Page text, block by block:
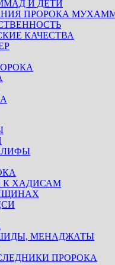
И ДЕТИ
ПРОРОКА
КАЧЕСТВА
К ХАДИСАМ
МЕНАДЖАТЫ
ПРОРОКА